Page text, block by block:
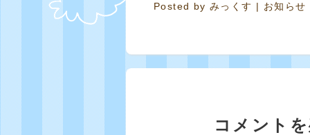
Posted byみっくす | お知らせ
コメント